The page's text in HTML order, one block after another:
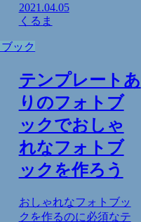
2021.04.05
くるま
ック
テンプレートあ
りのフォトブ
ックでおしゃ
れなフォトブ
ックを作ろう
おしゃれなフォトブッ
クを作るのに必須なテ